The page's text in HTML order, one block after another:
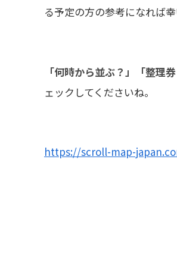
る予定の方の参考になれば幸
「何時から並ぶ？」「整理
ェックしてくださいね。
https://scroll-map-